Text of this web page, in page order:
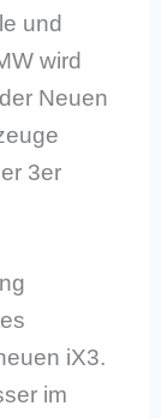
und
wird
Neuen
3er
iX3.
im